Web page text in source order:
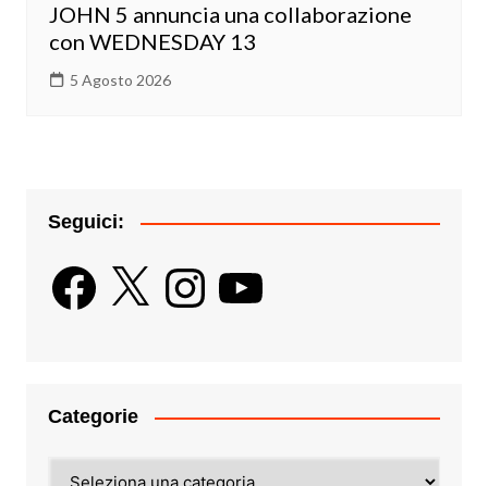
JOHN 5 annuncia una collaborazione
con WEDNESDAY 13
5 Agosto 2026
Seguici:
Facebook
X InstagramYouTube
Categorie